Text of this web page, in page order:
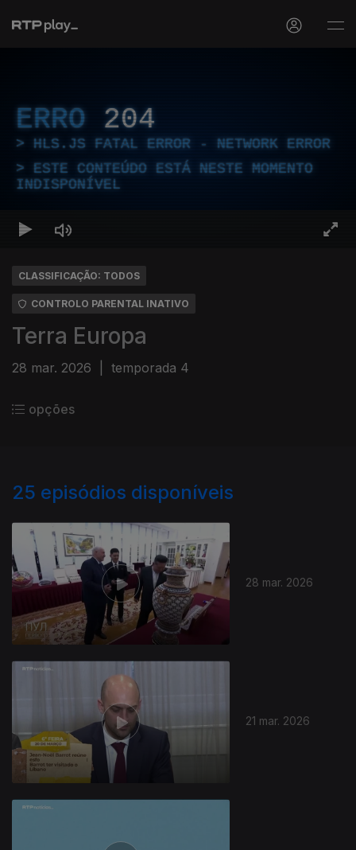
ERRO 204
HLS.JS FATAL ERROR - NETWORK ERROR
ESTE CONTEÚDO ESTÁ NESTE MOMENTO
INDISPONÍVEL
CLASSIFICAÇÃO: TODOS
CONTROLO PARENTAL INATIVO
Terra Europa
28 mar. 2026 temporada 4
opções
25 episódios disponíveis
28 mar. 2026
21 mar. 2026